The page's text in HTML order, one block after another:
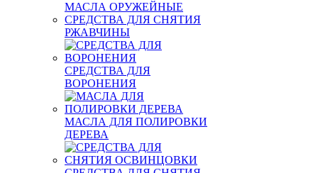
МАСЛА ОРУЖЕЙНЫЕ
СРЕДСТВА ДЛЯ СНЯТИЯ
РЖАВЧИНЫ
СРЕДСТВА ДЛЯ
ВОРОНЕНИЯ
МАСЛА ДЛЯ ПОЛИРОВКИ
ДЕРЕВА